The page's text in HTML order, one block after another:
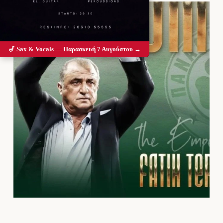
🎷 Sax & Vocals — Παρασκευή 7 Αυγούστου →